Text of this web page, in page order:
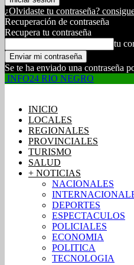
¿Olvidaste tu contraseña?
Recuperación de contraseña
Recupera tu contraseña
tu
Se te ha enviado una contraseña
INFO24 RIO NEGRO
INICIO
LOCALES
REGIONALES
PROVINCIALES
TURISMO
SALUD
+ NOTICIAS
NACIONALES
DEPORTES
ESPECTACULOS
POLICIALES
ECONOMIA
POLITICA
TECNOLOGIA